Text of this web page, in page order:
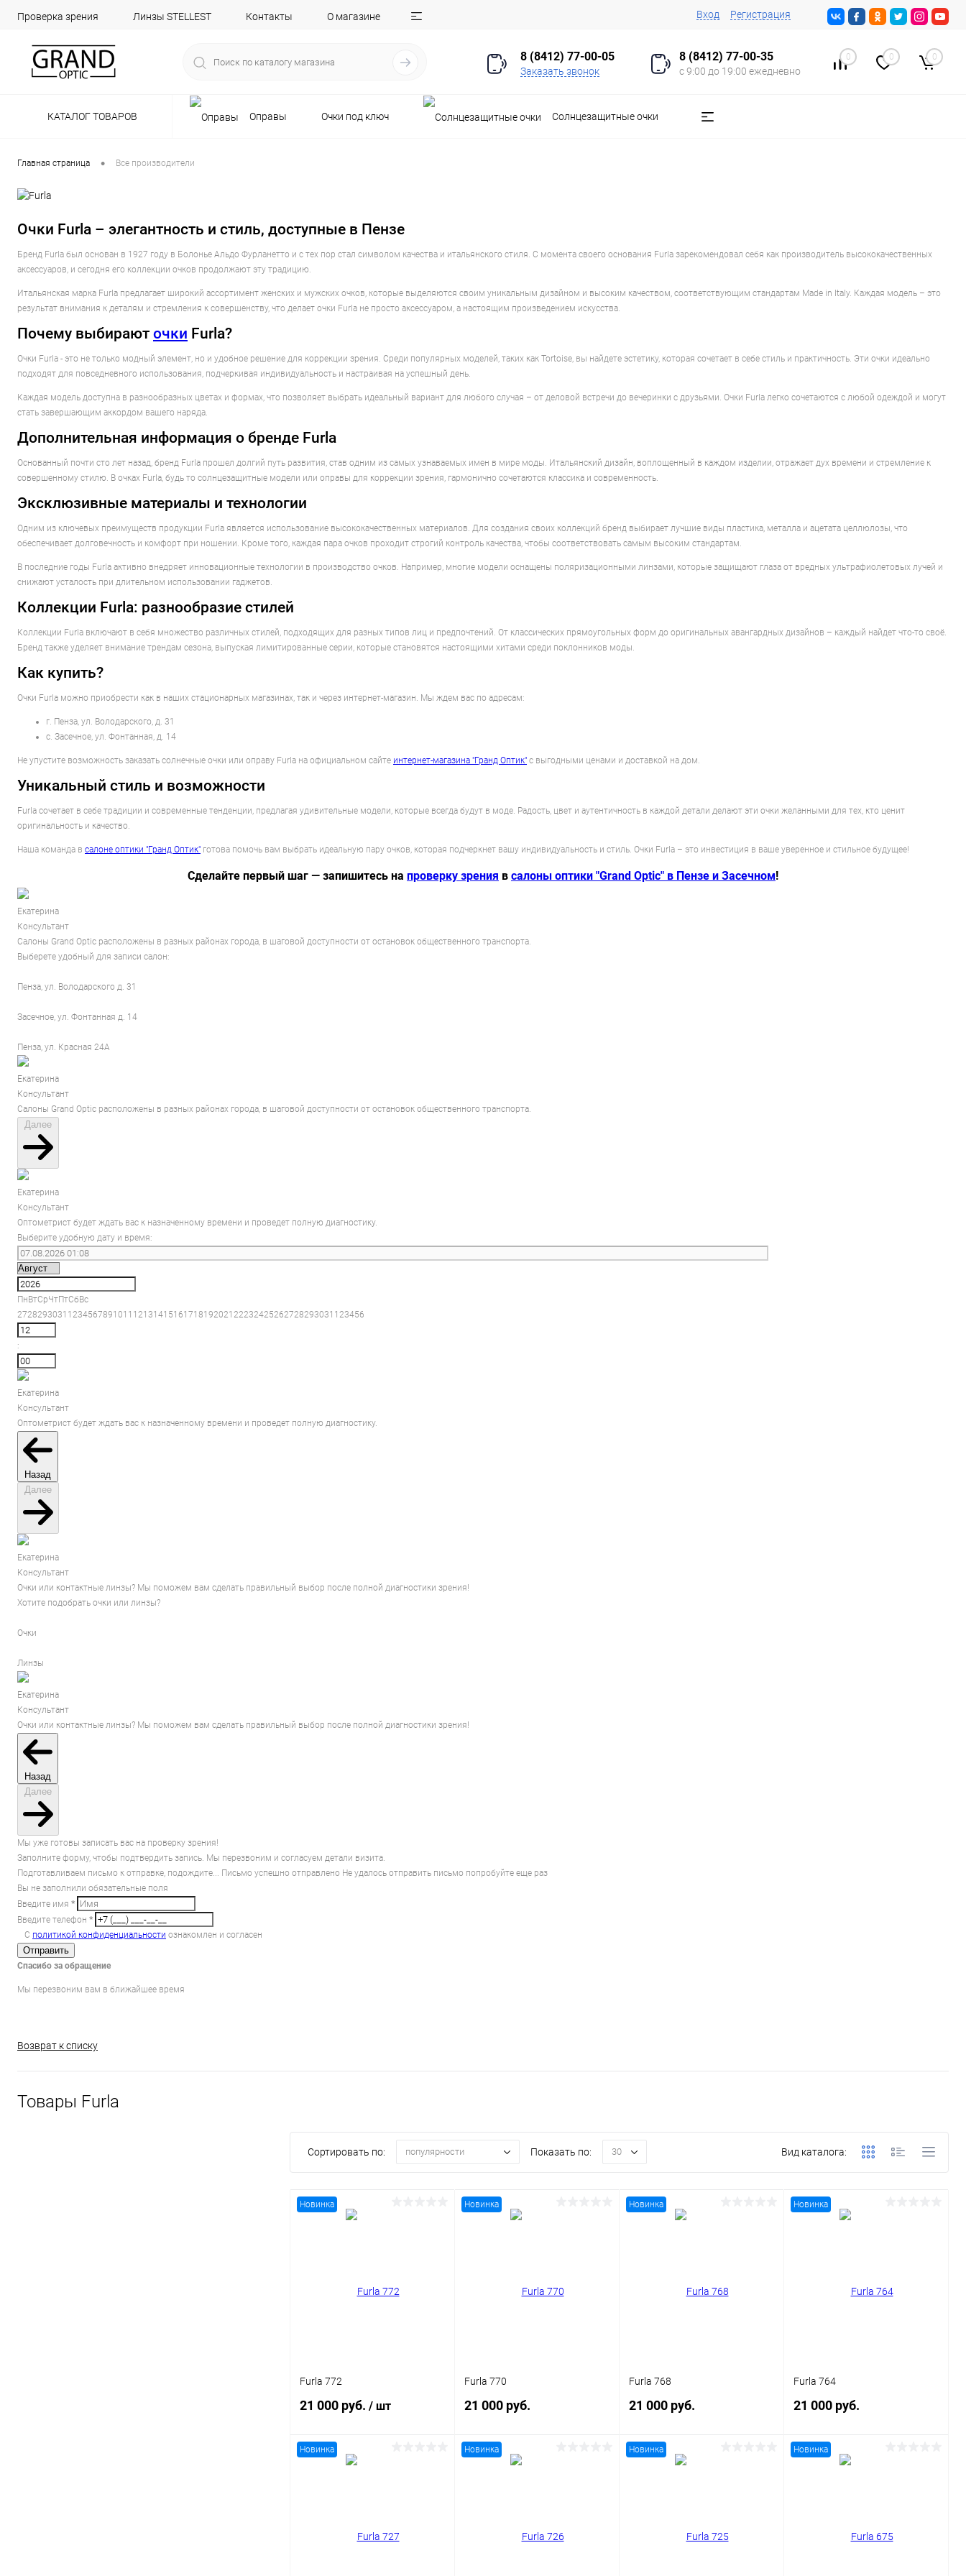
Проверка зрения Линзы STELLEST Контакты О магазине Вход Регистрация
8 (8412) 77-00-05
Заказать звонок
8 (8412) 77-00-35
с 9:00 до 19:00 ежедневно
0 0 0
КАТАЛОГ ТОВАРОВ Оправы Очки под ключ Солнцезащитные очки
Главная страница • Все производители
Очки Furla – элегантность и стиль, доступные в Пензе
Бренд Furla был основан в 1927 году в Болонье Альдо Фурланетто и с тех пор стал символом качества и итальянского стиля. С момента своего основания Furla зарекомендовал себя как производитель высококачественных
аксессуаров, и сегодня его коллекции очков продолжают эту традицию.
Итальянская марка Furla предлагает широкий ассортимент женских и мужских очков, которые выделяются своим уникальным дизайном и высоким качеством, соответствующим стандартам Made in Italy. Каждая модель – это
результат внимания к деталям и стремления к совершенству, что делает очки Furla не просто аксессуаром, а настоящим произведением искусства.
Почему выбирают очки Furla?
Очки Furla - это не только модный элемент, но и удобное решение для коррекции зрения. Среди популярных моделей, таких как Tortoise, вы найдете эстетику, которая сочетает в себе стиль и практичность. Эти очки идеально
подходят для повседневного использования, подчеркивая индивидуальность и настраивая на успешный день.
Каждая модель доступна в разнообразных цветах и формах, что позволяет выбрать идеальный вариант для любого случая – от деловой встречи до вечеринки с друзьями. Очки Furla легко сочетаются с любой одеждой и могут
стать завершающим аккордом вашего наряда.
Дополнительная информация о бренде Furla
Основанный почти сто лет назад, бренд Furla прошел долгий путь развития, став одним из самых узнаваемых имен в мире моды. Итальянский дизайн, воплощенный в каждом изделии, отражает дух времени и стремление к
совершенному стилю. В очках Furla, будь то солнцезащитные модели или оправы для коррекции зрения, гармонично сочетаются классика и современность.
Эксклюзивные материалы и технологии
Одним из ключевых преимуществ продукции Furla является использование высококачественных материалов. Для создания своих коллекций бренд выбирает лучшие виды пластика, металла и ацетата целлюлозы, что
обеспечивает долговечность и комфорт при ношении. Кроме того, каждая пара очков проходит строгий контроль качества, чтобы соответствовать самым высоким стандартам.
В последние годы Furla активно внедряет инновационные технологии в производство очков. Например, многие модели оснащены поляризационными линзами, которые защищают глаза от вредных ультрафиолетовых лучей и
снижают усталость при длительном использовании гаджетов.
Коллекции Furla: разнообразие стилей
Коллекции Furla включают в себя множество различных стилей, подходящих для разных типов лиц и предпочтений. От классических прямоугольных форм до оригинальных авангардных дизайнов – каждый найдет что-то своё.
Бренд также уделяет внимание трендам сезона, выпуская лимитированные серии, которые становятся настоящими хитами среди поклонников моды.
Как купить?
Очки Furla можно приобрести как в наших стационарных магазинах, так и через интернет-магазин. Мы ждем вас по адресам:
г. Пенза, ул. Володарского, д. 31
с. Засечное, ул. Фонтанная, д. 14
Не упустите возможность заказать солнечные очки или оправу Furla на официальном сайте интернет-магазина "Гранд Оптик" с выгодными ценами и доставкой на дом.
Уникальный стиль и возможности
Furla сочетает в себе традиции и современные тенденции, предлагая удивительные модели, которые всегда будут в моде. Радость, цвет и аутентичность в каждой детали делают эти очки желанными для тех, кто ценит
оригинальность и качество.
Наша команда в салоне оптики "Гранд Оптик" готова помочь вам выбрать идеальную пару очков, которая подчеркнет вашу индивидуальность и стиль. Очки Furla – это инвестиция в ваше уверенное и стильное будущее!
Сделайте первый шаг — запишитесь на проверку зрения в салоны оптики "Grand Optic" в Пензе и Засечном!
Екатерина
Консультант
Салоны Grand Optic расположены в разных районах города, в шаговой доступности от остановок общественного транспорта.
Выберете удобный для записи салон:
Пенза, ул. Володарского д. 31
Засечное, ул. Фонтанная д. 14
Пенза, ул. Красная 24А
Екатерина
Консультант
Салоны Grand Optic расположены в разных районах города, в шаговой доступности от остановок общественного транспорта.
Далее
Екатерина
Консультант
Оптометрист будет ждать вас к назначенному времени и проведет полную диагностику.
Выберите удобную дату и время:
ПнВтСрЧтПтСбВс
2728293031 1 234567891011 12131415161718192021 22232425262728293031 1 23456
:
Екатерина
Консультант
Оптометрист будет ждать вас к назначенному времени и проведет полную диагностику.
Назад
Далее
Екатерина
Консультант
Очки или контактные линзы? Мы поможем вам сделать правильный выбор после полной диагностики зрения!
Хотите подобрать очки или линзы?
Очки
Линзы
Екатерина
Консультант
Очки или контактные линзы? Мы поможем вам сделать правильный выбор после полной диагностики зрения!
Назад
Далее
Мы уже готовы записать вас на проверку зрения!
Заполните форму, чтобы подтвердить запись. Мы перезвоним и согласуем детали визита.
Подготавливаем письмо к отправке, подождите... Письмо успешно отправлено Не удалось отправить письмо попробуйте еще раз
Вы не заполнили обязательные поля
Введите имя *
Введите телефон *
С политикой конфиденциальности ознакомлен и согласен
Отправить
Спасибо за обращение
Мы перезвоним вам в ближайшее время
Возврат к списку
Товары Furla
Сортировать по: популярности Показать по: 30 Вид каталога:
Новинка
Furla 772
21 000 руб. / шт
В корзину
В избранное
Уточняйте
Новинка
Furla 770
21 000 руб.
В корзину
В избранное
Уточняйте
Новинка
Furla 768
21 000 руб.
В корзину
В избранное
Уточняйте
Новинка
Furla 764
21 000 руб.
В корзину
В избранное
Уточняйте
Новинка Новинка Новинка Новинка